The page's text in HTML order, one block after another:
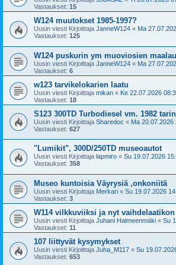
Vastaukset: 15
W124 muutokset 1985-1997?
Uusin viesti Kirjoittaja JanneW124 « Ma
Vastaukset: 125
W124 puskurin ym muoviosien
Uusin viesti Kirjoittaja JanneW124 « Ma
Vastaukset: 6
w123 tarvikelokarien laatu
Uusin viesti Kirjoittaja mikan « Ke 22.07.2026
Vastaukset: 18
S123 300TD Turbodiesel vm. 1982
Uusin viesti Kirjoittaja Sharedoc « Ma 20.07.2026
Vastaukset: 627
"Lumikit", 300D/250TD museoautot
Uusin viesti Kirjoittaja lapmiro « Su 19.07.2026
Vastaukset: 358
Museo kuntoisia Väyrysiä ,onkoniitä
Uusin viesti Kirjoittaja Merkari « Su 19.07.2026
Vastaukset: 3
W114 vilkkuviiksi ja nyt
Uusin viesti Kirjoittaja Juhani Halmeenmäki « Su
Vastaukset: 11
107 liittyvät kysymykset
Uusin viesti Kirjoittaja Juha_M117 « Su
Vastaukset: 653